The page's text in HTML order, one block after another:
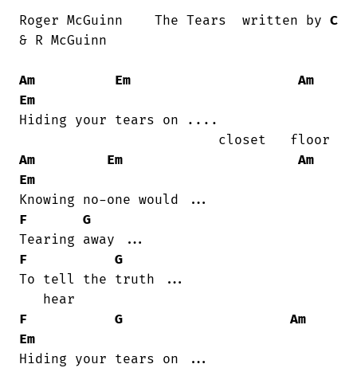
Roger McGuinn    The Tears  written by C
& R McGuinn
Am Em
Am
Em
Hiding your tears on ....
Am
Em
Am
Em
F
G
F
G
To tell the truth ...
F
G
Am
Em
Hiding your tears on ...